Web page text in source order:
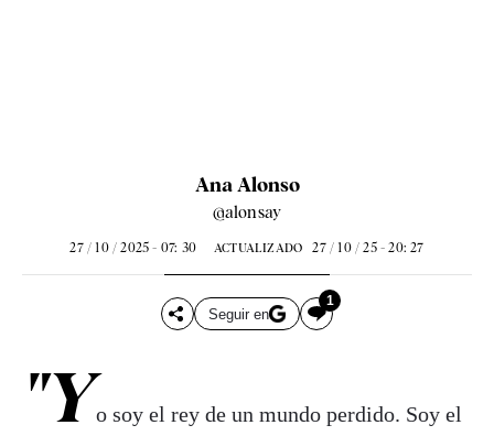
Ana Alonso
@alonsay
27 / 10 / 2025 - 07: 30 ACTUALIZADO 27 / 10 / 25 - 20: 27
Seguir en
1
"Yo soy el rey de un mundo perdido. Soy el